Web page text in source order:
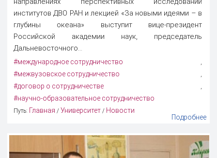
институтов ДВО РАН и лекцией «За новыми идеями – в
глубины океана» выступит вице-президент
Российской академии наук, председатель
Дальневосточного...
#международное сотрудничество ,
#межвузовское сотрудничество ,
#договор о сотрудничестве ,
#научно-образовательное сотрудничество
Путь: Главная / Университет / Новости
Подробнее